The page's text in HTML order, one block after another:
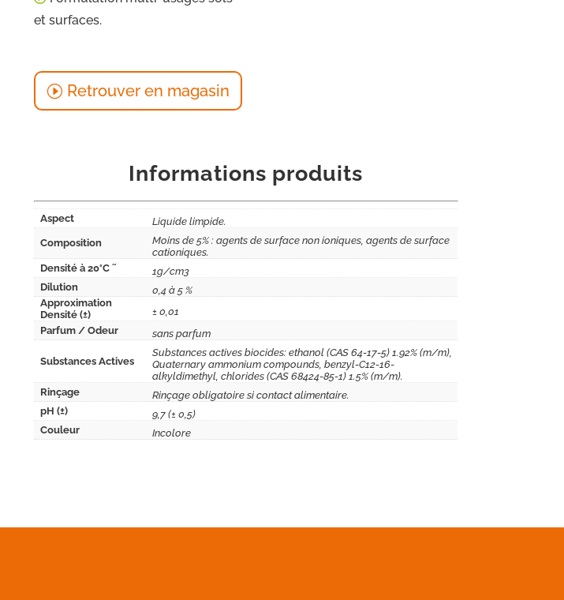
et surfaces.
Retrouver en magasin
Informations produits
Aspect
Liquide limpide.
Composition
Moins de 5% : agents de surface non ioniques, agents de surface
cationiques.
Densité à 20°C ˜
1g/cm3
Dilution
0,4 à 5 %
Approximation
Densité (±)
± 0,01
Parfum / Odeur
sans parfum
Substances Actives
Substances actives biocides: ethanol (CAS 64-17-5) 1.92% (m/m),
Quaternary ammonium compounds, benzyl-C12-16-
alkyldimethyl, chlorides (CAS 68424-85-1) 1.5% (m/m).
Rinçage
Rinçage obligatoire si contact alimentaire.
pH (±)
9,7 (± 0,5)
Couleur
Incolore